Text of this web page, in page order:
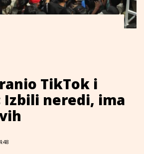
TikTok i
Izbili neredi, ima